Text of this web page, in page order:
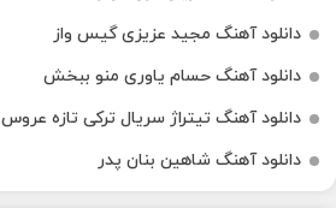
دانلود آهنگ مجید عزیزی گیس واز
دانلود آهنگ حسام یاوری منو ببخش
دانلود آهنگ تیتراژ سریال ترکی تازه عروس
دانلود آهنگ شاهین بنان پدر